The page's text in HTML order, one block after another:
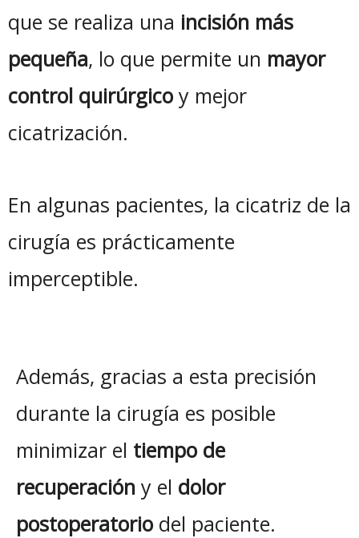
que se realiza una incisión más
pequeña, lo que permite un mayor
control quirúrgico y mejor
cicatrización.
En algunas pacientes, la cicatriz de la
cirugía es prácticamente
imperceptible.
Además, gracias a esta precisión
durante la cirugía es posible
minimizar el tiempo de
recuperación y el dolor
postoperatorio del paciente.